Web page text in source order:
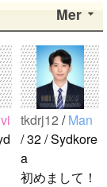
します！..
Mer
tkdrj12 /Man
/ 32 / Sydkore
a
初めまして！